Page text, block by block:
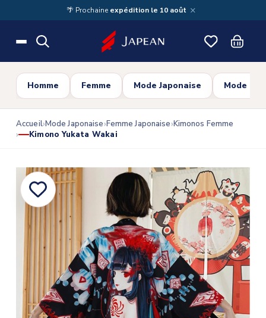
Skip to main content🌴 Prochaine expédition le 10 août ×
Homme Femme Mode Japonaise Mode
Accueil Mode Japonaise Femme Japonaise Kimonos Femme
Kimono Yukata Wakai